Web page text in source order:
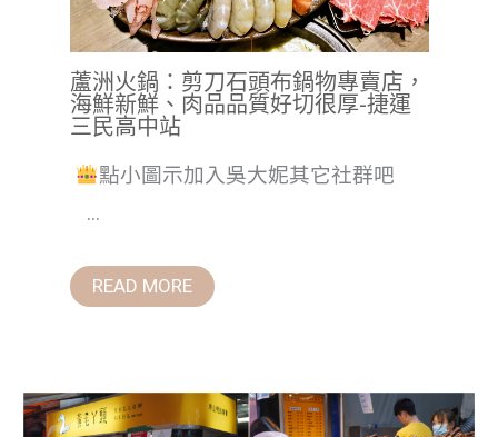
蘆洲火鍋：剪刀石頭布鍋物專賣店，
海鮮新鮮、肉品品質好切很厚-捷運
三民高中站
點小圖示加入吳大妮其它社群吧
...
READ MORE